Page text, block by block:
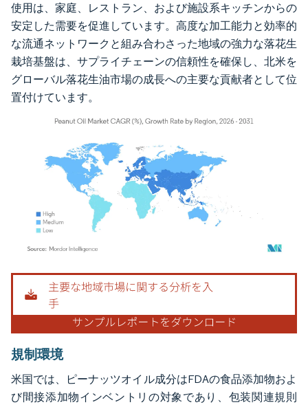
使用は、家庭、レストラン、および施設系キッチンからの
安定した需要を促進しています。高度な加工能力と効率的
な流通ネットワークと組み合わさった地域の強力な落花生
栽培基盤は、サプライチェーンの信頼性を確保し、北米を
グローバル落花生油市場の成長への主要な貢献者として位
置付けています。
画像 © Mordor Intelligence。再利用にはCC BY 4.0の表示が必要です。
規制環境
米国では、ピーナッツオイル成分はFDAの食品添加物およ
び間接添加物インベントリの対象であり、包装関連規則